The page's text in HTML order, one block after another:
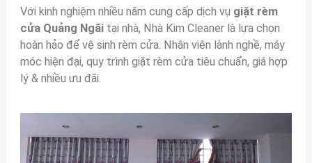
Với kinh nghiệm nhiều năm cung cấp dịch vụ giặt rèm
cửa Quảng Ngãitại nhà, Nhà Kim Cleaner là lựa chọn
hoàn hảo để vệ sinh rèm cửa. Nhân viên lành nghề, máy
móc hiện đại, quy trình giặt rèm cửa tiêu chuẩn, giá hợp
lý & nhiều ưu đãi.